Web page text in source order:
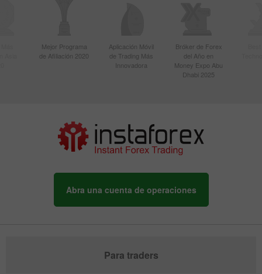
Mejor Programa
de Afiliación 2020
Aplicación Móvil
de Trading Más
Innovadora
Bróker de Forex
del Año en
Money Expo Abu
Dhabi 2025
Abra una cuenta de operaciones
Para traders